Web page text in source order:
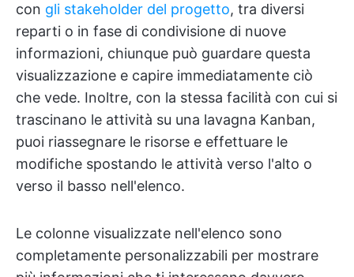
con gli stakeholder del progetto, tra diversi
reparti o in fase di condivisione di nuove
informazioni, chiunque può guardare questa
visualizzazione e capire immediatamente ciò
che vede. Inoltre, con la stessa facilità con cui si
trascinano le attività su una lavagna Kanban,
puoi riassegnare le risorse e effettuare le
modifiche spostando le attività verso l'alto o
verso il basso nell'elenco.
Le colonne visualizzate nell'elenco sono
completamente personalizzabili per mostrare